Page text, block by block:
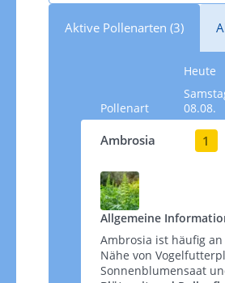
Aktive Pollenarten (3)
Pollenart
Heute
08.08.
Ambrosia 1
Allgemeine
Ambrosia ist häufig
Nähe von
Sonnenblumensaat